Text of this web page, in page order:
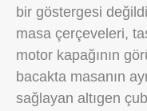
bir göstergesi
masa çerçeveleri,
motor kapağının
bacakta masanın
sağlayan altıgen